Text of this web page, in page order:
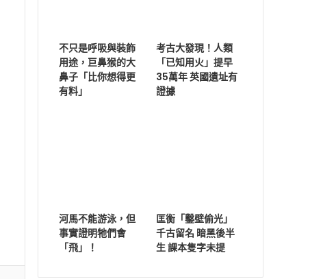
不只是呼吸與裝飾
用途，巨鼻猴的大
鼻子「比你想得更
有料」
考古大發現！人類
「已知用火」提早
35萬年 英國遺址有
證據
河馬不能游泳，但
事實證明牠們會
「飛」！
匡衡「鑿壁偷光」
千古留名 暗黑後半
生 課本隻字未提